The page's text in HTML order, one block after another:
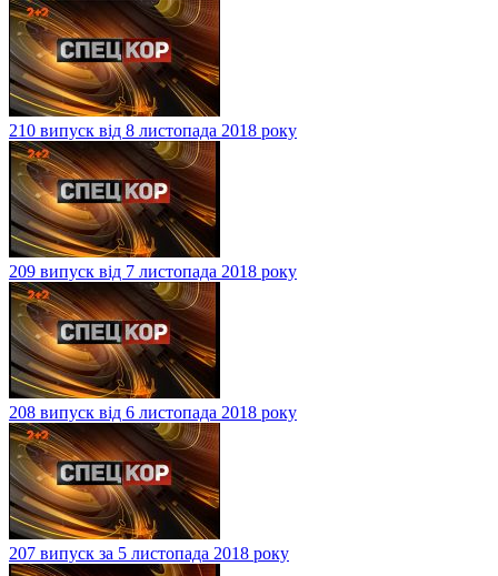
210 випуск від 8 листопада 2018 року
209 випуск від 7 листопада 2018 року
208 випуск від 6 листопада 2018 року
207 випуск за 5 листопада 2018 року